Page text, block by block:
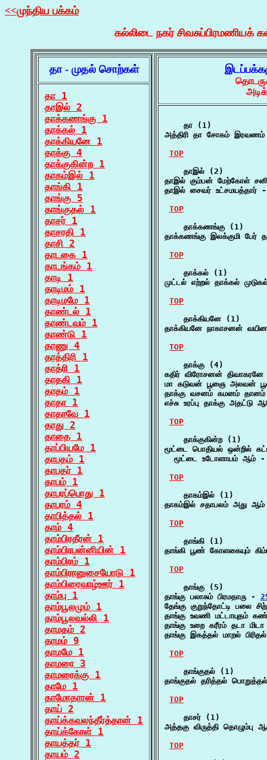
<<முந்திய பக்கம்
கல்லிடை நகர் சிவசுப்பிரமணியக்
தா - முதல் சொற்கள்
தா 1
தாஇல் 2
தாக்கணங்கு 1
தாக்கல் 1
தாக்கியனே 1
தாக்கு 4
தாக்குகின்ற 1
தாகம்இல் 1
தாங்கி 1
தாங்கு 5
தாங்குதல் 1
தாசர் 1
தாசரதி 1
தாசி 2
தாடகை 1
தாடங்கம் 1
தாடி 1
தாடிமம் 1
தாடிமமே 1
தாண்டல் 1
தாண்டவம் 1
தாண்டு 1
தாணு 4
தாத்திரி 1
தாத்ரி 1
தாதகி 1
தாதம் 1
தாதா 1
தாதாவே 1
தாது 2
தாதை 1
தாப்பியமே 1
தாபதம் 1
தாபதர் 1
தாபம் 1
தாபரப்பொது 1
தாபரம் 4
தாபித்தல் 1
தாம் 4
தாம்பிரதீரன் 1
தாம்பிரபன்னியின் 1
தாம்பிரம் 1
தாம்பிரானுசையோடு 1
தாம்பிரைவாழ்ஊர் 1
தாம்பு 1
தாம்பூலமும் 1
தாம்பூலவல்லி 1
தாமதம் 2
தாமம் 9
தாமமே 1
தாமரை 3
தாமரைக்கு 1
தாமே 1
தாமோதாரன் 1
தாய் 2
தாய்க்கவலந்தீர்த்தான் 1
தாய்க்கோள் 1
தாயத்தர் 1
தாயம் 2
    தா (1)
அத்திரி தா சோகம்
TOP
    தாஇல் (2)
தாஇல் கும்பன் மேற்கோள்
தாஇல் சைவர் உட்சமயத்தார்
TOP
    தாக்கணங்கு (1)
தாக்கணங்கு இலக்குமி
TOP
    தாக்கல் (1)
முட்டல் எற்றல் தாக்கல்
TOP
    தாக்கியனே (1)
தாக்கியனே நாகாசனன்
TOP
    தாக்கு (4)
கதிர் விரோசனன்
மா கடுவன் பூஞை அலவன்
தாக்கு வசனம் கமனம்
எச்சு உரப்பு தாக்கு
TOP
    தாக்குகின்ற (1)
மூட்டை பொதியல் ஒன்றில்
மூட்டை உடோளாயம் ஆம்
TOP
    தாகம்இல் (1)
தாகம்இல் சதாபலம் அது
TOP
    தாங்கி (1)
தாங்கி பூண் கோளகையும்
TOP
    தாங்கு (5)
தாங்கு பலாசும் பிரமதாரு -
தேங்கு குறுந்தோட்டி பலை
தாங்கு உவணி மட்டாயுதம்
தாங்கு உறை கரீரம் தடா
தாங்கு இகத்தல் மாறல்
TOP
    தாங்குதல் (1)
தாங்குதல் தரித்தல்
TOP
    தாசர் (1)
அத்தகு விருத்தி
TOP